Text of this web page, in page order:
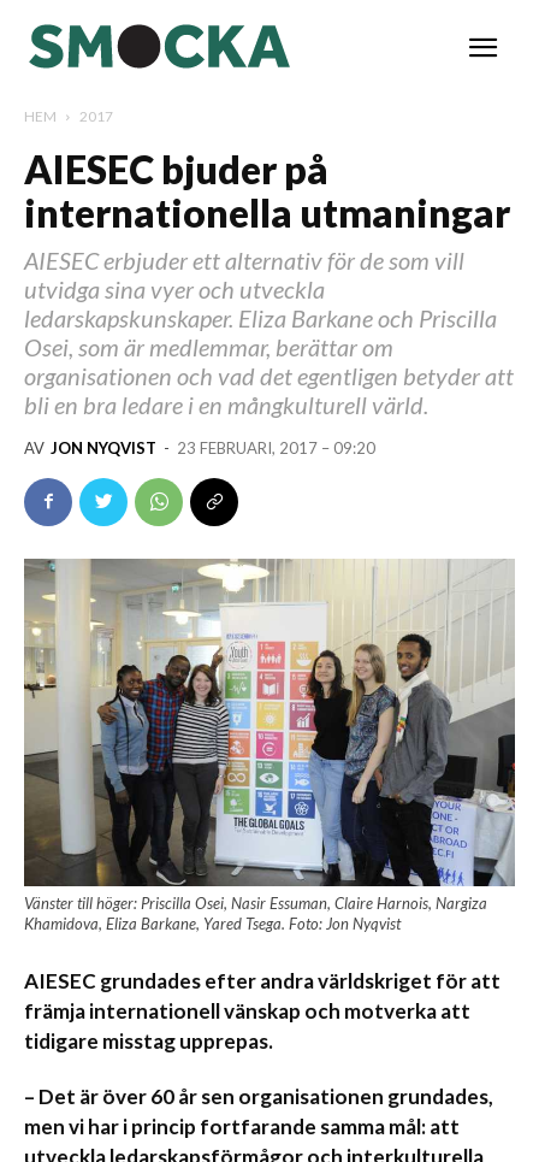
HEM 2017
AIESEC bjuder på
internationella utmaningar
AIESEC erbjuder ett alternativ för de som vill
utvidga sina vyer och utveckla
ledarskapskunskaper. Eliza Barkane och Priscilla
Osei, som är medlemmar, berättar om
organisationen och vad det egentligen betyder att
bli en bra ledare i en mångkulturell värld.
AV JON NYQVIST - 23 FEBRUARI, 2017 – 09:20
Vänster till höger: Priscilla Osei, Nasir Essuman, Claire Harnois, Nargiza
Khamidova, Eliza Barkane, Yared Tsega. Foto: Jon Nyqvist
AIESEC grundades efter andra världskriget för att
främja internationell vänskap och motverka att
tidigare misstag upprepas.
– Det är över 60 år sen organisationen grundades,
men vi har i princip fortfarande samma mål: att
utveckla ledarskapsförmågor och interkulturella